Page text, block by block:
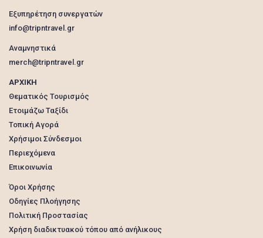
Εξυπηρέτηση συνεργατών
info@tripntravel.gr
Αναμνηστικά
merch@tripntravel.gr
ΑΡΧΙΚΗ
Θεματικός Τουρισμός
Ετοιμάζω Ταξίδι
Τοπική Αγορά
Χρήσιμοι Σύνδεσμοι
Περιεχόμενα
Επικοινωνία
Όροι Χρήσης
Οδηγίες Πλοήγησης
Πολιτική Προστασίας
Χρήση διαδικτυακού τόπου από ανήλικους